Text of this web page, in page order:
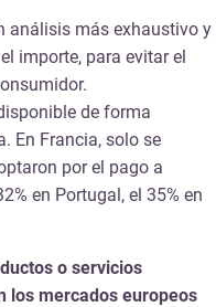
análisis más exhaustivo y
importe, para evitar el
de forma
En Francia, solo se
por el pago a
en Portugal, el 35% en
o servicios
los mercados europeos